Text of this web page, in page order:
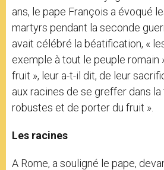
ans, le pape François a évoqué
martyrs pendant la seconde
avait célébré la béatification, «
exemple à tout le peuple romain
fruit », leur a-t-il dit, de leur
aux racines de se greffer dans
robustes et de porter du fruit ».
Les racines
A Rome, a souligné le pape,